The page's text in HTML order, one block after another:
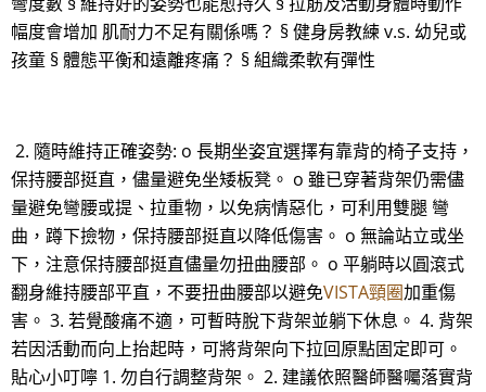
幅度會增加 肌耐力不足有關係嗎？ § 健身房教練 v.s. 幼兒或
孩童 § 體態平衡和遠離疼痛？ § 組織柔軟有彈性
2. 隨時維持正確姿勢: o 長期坐姿宜選擇有靠背的椅子支持，
保持腰部挺直，儘量避免坐矮板凳。 o 雖已穿著背架仍需儘
量避免彎腰或提、拉重物，以免病情惡化，可利用雙腿 彎
曲，蹲下撿物，保持腰部挺直以降低傷害。 o 無論站立或坐
下，注意保持腰部挺直儘量勿扭曲腰部。 o 平躺時以圓滾式
翻身維持腰部平直，不要扭曲腰部以避免VISTA頸圈加重傷
害。 3. 若覺酸痛不適，可暫時脫下背架並躺下休息。 4. 背架
若因活動而向上抬起時，可將背架向下拉回原點固定即可。
貼心小叮嚀 1. 勿自行調整背架。 2. 建議依照醫師醫囑落實背